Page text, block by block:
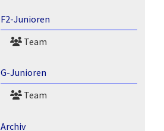
F2-Junioren
Team
G-Junioren
Team
Archiv